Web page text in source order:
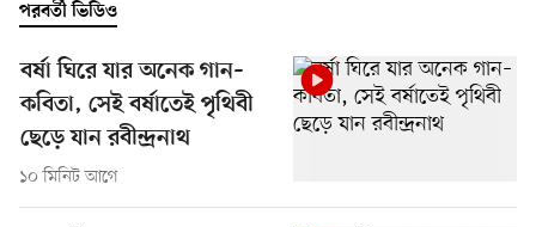
পরবর্তী ভিডিও
বর্ষা ঘিরে যার অনেক গান–
কবিতা, সেই বর্ষাতেই পৃথিবী
ছেড়ে যান রবীন্দ্রনাথ
১০ মিনিট আগে